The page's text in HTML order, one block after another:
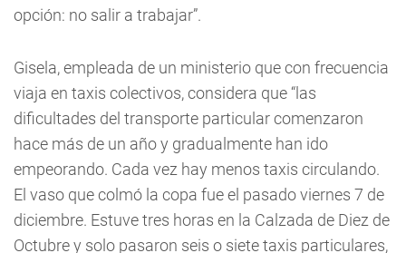
opción: no salir a trabajar”.
Gisela, empleada de un ministerio que con frecuencia
viaja en taxis colectivos, considera que “las
dificultades del transporte particular comenzaron
hace más de un año y gradualmente han ido
empeorando. Cada vez hay menos taxis circulando.
El vaso que colmó la copa fue el pasado viernes 7 de
diciembre. Estuve tres horas en la Calzada de Diez de
Octubre y solo pasaron seis o siete taxis particulares,